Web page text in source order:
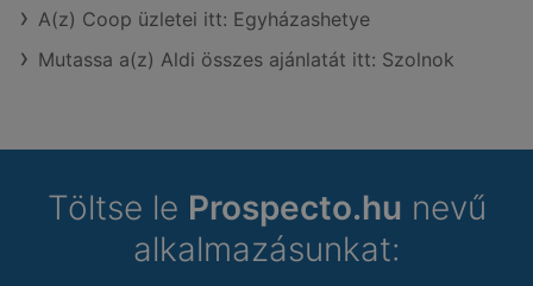
A(z) Coop üzletei itt: Egyházashetye
Mutassa a(z) Aldi összes ajánlatát itt: Szolnok
Töltse le Prospecto.hu nevű
alkalmazásunkat: